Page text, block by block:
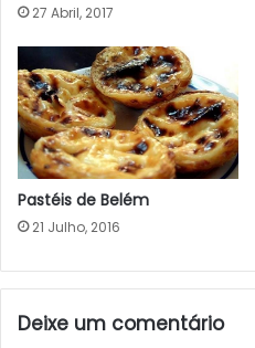
27 Abril, 2017
Pastéis de Belém
21 Julho, 2016
Deixe um comentário